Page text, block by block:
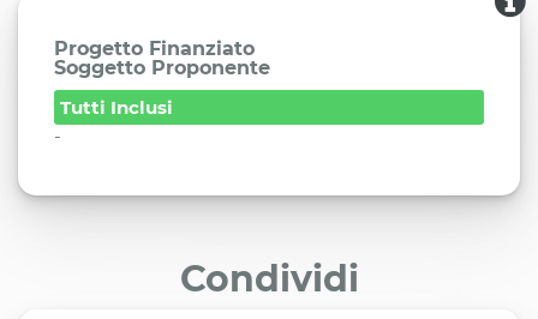
Progetto Finanziato
Soggetto Proponente
Tutti Inclusi
-
Condividi